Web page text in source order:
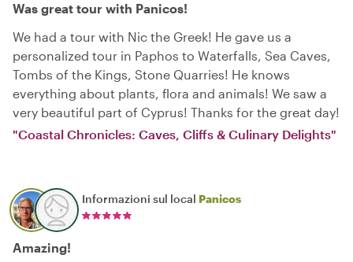
Was great tour with Panicos!
We had a tour with Nic the Greek! He gave us a
personalized tour in Paphos to Waterfalls, Sea Caves,
Tombs of the Kings, Stone Quarries! He knows
everything about plants, flora and animals! We saw a
very beautiful part of Cyprus! Thanks for the great day!
"Coastal Chronicles: Caves, Cliffs & Culinary Delights"
Informazioni sul local Panicos
Amazing!